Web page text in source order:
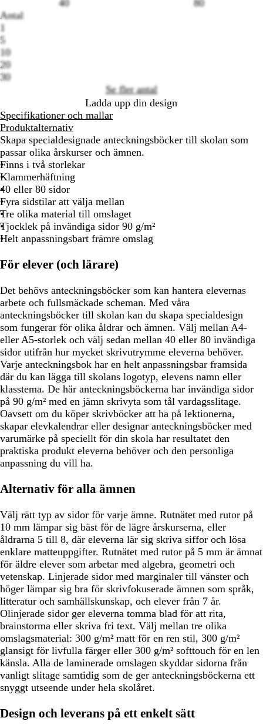
40
80
Antal
1
5
10
20
30
Se fler antal
Ladda upp din design
Specifikationer och mallar
Produktalternativ
Skapa specialdesignade anteckningsböcker till skolan som
passar olika årskurser och ämnen.
Finns i två storlekar
Klammerhäftning
40 eller 80 sidor
Fyra sidstilar att välja mellan
Tre olika material till omslaget
Tjocklek på invändiga sidor 90 g/m²
Helt anpassningsbart främre omslag
För elever (och lärare)
Det behövs anteckningsböcker som kan hantera elevernas
arbete och fullsmäckade scheman. Med våra
anteckningsböcker till skolan kan du skapa specialdesign
som fungerar för olika åldrar och ämnen. Välj mellan A4-
eller A5-storlek och välj sedan mellan 40 eller 80 invändiga
sidor utifrån hur mycket skrivutrymme eleverna behöver.
Varje anteckningsbok har en helt anpassningsbar framsida
där du kan lägga till skolans logotyp, elevens namn eller
klasstema. De här anteckningsböckerna har invändiga sidor
på 90 g/m² med en jämn skrivyta som tål vardagsslitage.
Oavsett om du köper skrivböcker att ha på lektionerna,
skapar elevkalendrar eller designar anteckningsböcker med
varumärke på speciellt för din skola har resultatet den
praktiska produkt eleverna behöver och den personliga
anpassning du vill ha.
Alternativ för alla ämnen
Välj rätt typ av sidor för varje ämne. Rutnätet med rutor på
10 mm lämpar sig bäst för de lägre årskurserna, eller
åldrarna 5 till 8, där eleverna lär sig skriva siffor och lösa
enklare matteuppgifter. Rutnätet med rutor på 5 mm är ämnat
för äldre elever som arbetar med algebra, geometri och
vetenskap. Linjerade sidor med marginaler till vänster och
höger lämpar sig bra för skrivfokuserade ämnen som språk,
litteratur och samhällskunskap, och elever från 7 år.
Olinjerade sidor ger eleverna tomma blad för att rita,
brainstorma eller skriva fri text. Välj mellan tre olika
omslagsmaterial: 300 g/m² matt för en ren stil, 300 g/m²
glansigt för livfulla färger eller 300 g/m² softtouch för en len
känsla. Alla de laminerade omslagen skyddar sidorna från
vanligt slitage samtidig som de ger anteckningsböckerna ett
snyggt utseende under hela skolåret.
Design och leverans på ett enkelt sätt